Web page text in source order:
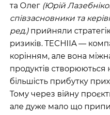
та Олег (Юрій
співзасновники та
ред.)прийняли
ризиків. TECHIIA —
корінням, але вона
продуктів створюються
більшість прибутку
Тому через війну
але дуже мало що